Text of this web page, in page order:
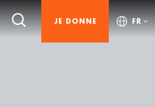
JE DONNE FR